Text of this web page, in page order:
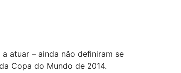
atuar – ainda não definiram se
Copa do Mundo de 2014.